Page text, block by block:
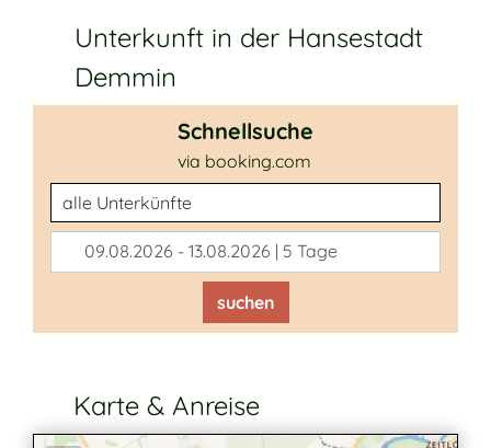
Unterkunft in der Hansestadt
Demmin
Schnellsuche
via booking.com
Unterkunftsart
09.08.2026 - 13.08.2026 | 5 Tage
suchen
Karte & Anreise